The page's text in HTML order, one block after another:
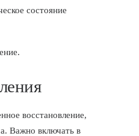
состояние
восстановление,
Важно включать в